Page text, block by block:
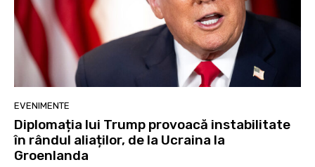
EVENIMENTE
Diplomația lui Trump provoacă instabilitate
în rândul aliaților, de la Ucraina la
Groenlanda